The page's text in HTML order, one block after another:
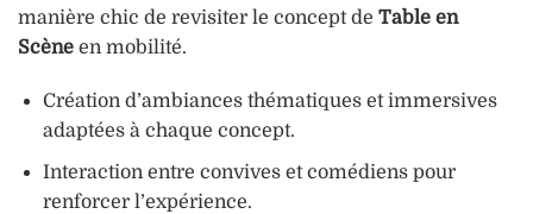
manière chic de revisiter le concept de Table en
Scène en mobilité.
Création d’ambiances thématiques et immersives
adaptées à chaque concept.
Interaction entre convives et comédiens pour
renforcer l’expérience.